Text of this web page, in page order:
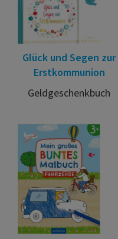
Glück und Segen zur
Erstkommunion
Geldgeschenkbuch